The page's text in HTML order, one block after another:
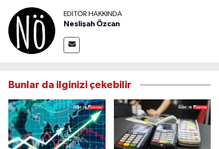
EDITÖR HAKKINDA
Neslişah Özcan
Bunlar da ilginizi çekebilir